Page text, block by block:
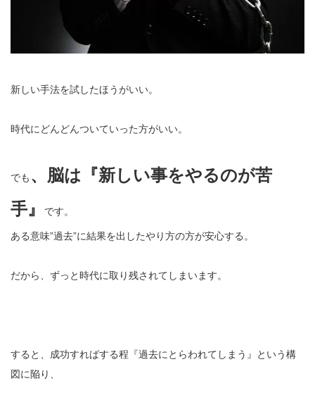
新しい手法を試したほうがいい。
時代にどんどんついていった方がいい。
でも 、脳は『新しい事をやるのが苦
手』
です。
ある意味”過去”に結果を出したやり方の方が安心する。
だから、ずっと時代に取り残されてしまいます。
すると、成功すればする程『過去にとらわれてしまう』という構
図に陥り、